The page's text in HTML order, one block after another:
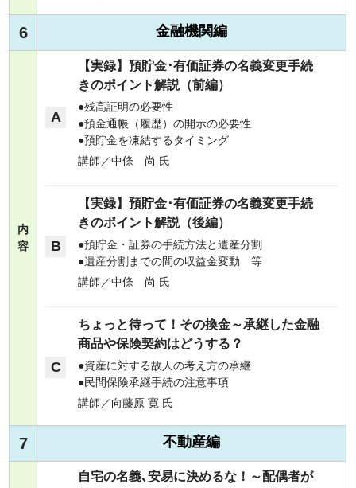
6 金融機関編
内
容
A
【実録】預貯金･有価証券の名義変更手続
きのポイント解説（前編）
残高証明の必要性
預金通帳（履歴）の開示の必要性
預貯金を凍結するタイミング
講師／中條 尚 氏
B
【実録】預貯金･有価証券の名義変更手続
きのポイント解説（後編）
預貯金・証券の手続方法と遺産分割
遺産分割までの間の収益金変動 等
講師／中條 尚 氏
C
ちょっと待って！その換金～承継した金融
商品や保険契約はどうする？
資産に対する故人の考え方の承継
民間保険承継手続の注意事項
講師／向藤原 寛 氏
7 不動産編
自宅の名義､安易に決めるな！ ～配偶者が